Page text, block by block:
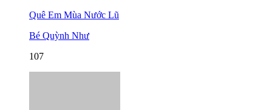
Quê Em Mùa Nước Lũ
Bé Quỳnh Như
107